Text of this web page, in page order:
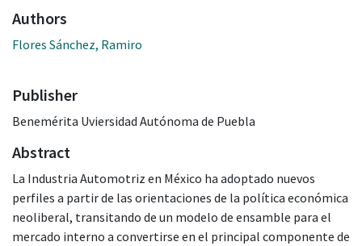
Authors
Flores Sánchez, Ramiro
Publisher
Benemérita Uviersidad Autónoma de Puebla
Abstract
La Industria Automotriz en México ha adoptado nuevos
perfiles a partir de las orientaciones de la política económica
neoliberal, transitando de un modelo de ensamble para el
mercado interno a convertirse en el principal componente de